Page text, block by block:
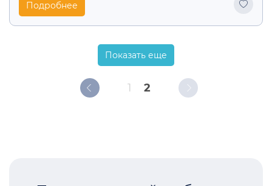
Подробнее
Показать еще
1 2